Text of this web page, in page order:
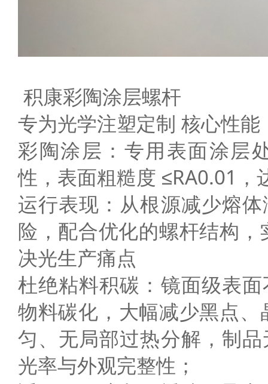
积康彩陶涂层螺杆
专为光学注塑定制 核心性
彩陶涂层：专用表面涂层
性，表面粗糙度 ≤RA0.01
运行表现：从根源减少熔
险，配合优化的螺杆结构
决光生产痛点
杜绝粘料积碳：镜面级表
物料碳化，大幅减少黑点
匀、无局部过热分解，制
光率与外观完整性；